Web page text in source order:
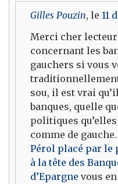
Gilles Pouzin, le 11
Merci cher
concernant les
gauchers si vous
sou, il est vrai
banques, quelle
politiques
comme de
Pérol placé par le
à la tête des
d’Epargne vous